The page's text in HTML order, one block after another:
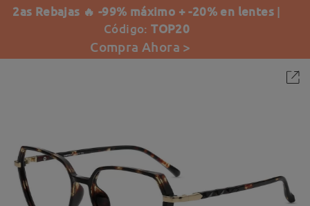
2as Rebajas 🔥 -99% máximo + -20% en lentes |
Código:TOP20
Compra Ahora >